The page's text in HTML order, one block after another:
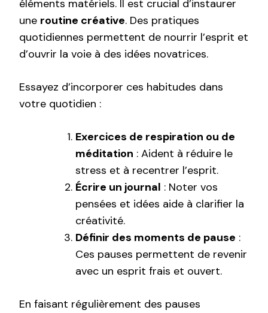
éléments matériels. Il est crucial d’instaurer
une routine créative. Des pratiques
quotidiennes permettent de nourrir l’esprit et
d’ouvrir la voie à des idées novatrices.
Essayez d’incorporer ces habitudes dans
votre quotidien :
Exercices de respiration ou de
méditation : Aident à réduire le
stress et à recentrer l’esprit.
Écrire un journal : Noter vos
pensées et idées aide à clarifier la
créativité.
Définir des moments de pause :
Ces pauses permettent de revenir
avec un esprit frais et ouvert.
En faisant régulièrement des pauses